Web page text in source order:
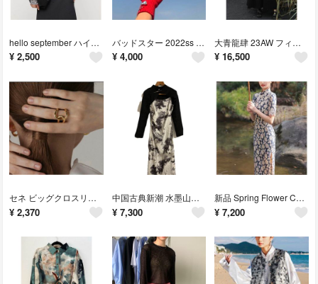
hello september ハイネック グレイ シースルートップス
¥ 2,500
バッドスター 2022ss フィンガーストーン ヤーングローブ 国内未扱
¥ 4,000
大青龍肆 23AW フィットアンドフレア パイピングワンピース ブラック
¥ 16,500
セネ ビッグクロスリング ゴールド サージカルステンレス 316L
¥ 2,370
中国古典新潮 水墨山水画 レイヤード チャイナドレス
¥ 7,300
新品 Spring Flower China dress puffsleeve
¥ 7,200